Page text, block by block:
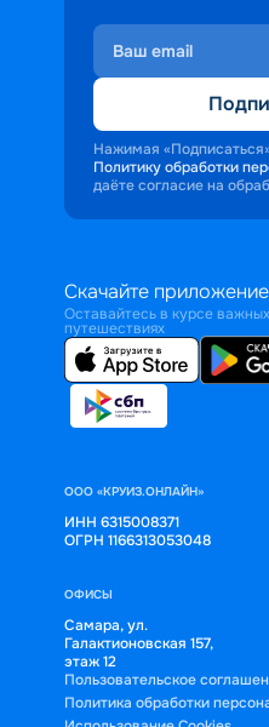
Нажимая
Политику обработки
даёте согласие на
Скачайте приложение
Оставайтесь в курсе
путешествиях
ООО «КРУИЗ.ОНЛАЙН»
ИНН 6315008371
ОГРН 1166313053048
ОФИСЫ
Самара, ул.
Галактионовская 157,
этаж 12
Пользовательское
Политика обработки